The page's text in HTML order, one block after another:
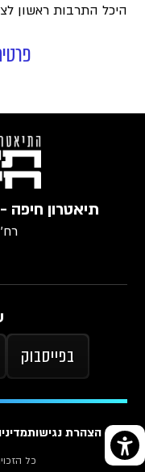
היכל התרבות ראשון
תיאטרון חיפה
רח׳
בפייסבוק
כל
הצהרת נגישות